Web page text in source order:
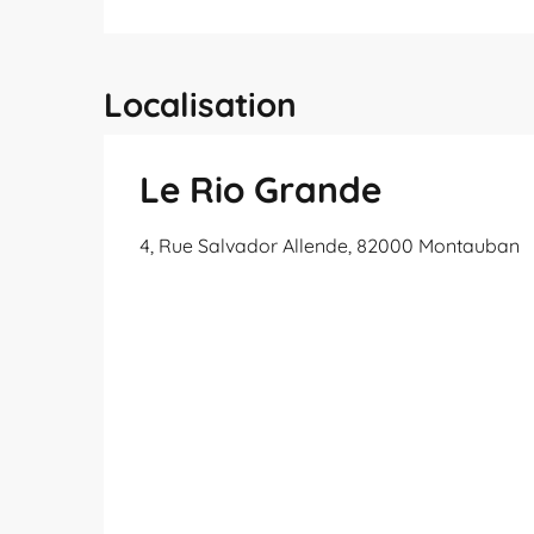
Localisation
Le Rio Grande
4, Rue Salvador Allende, 82000 Montauban